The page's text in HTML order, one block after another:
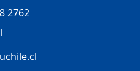
2762